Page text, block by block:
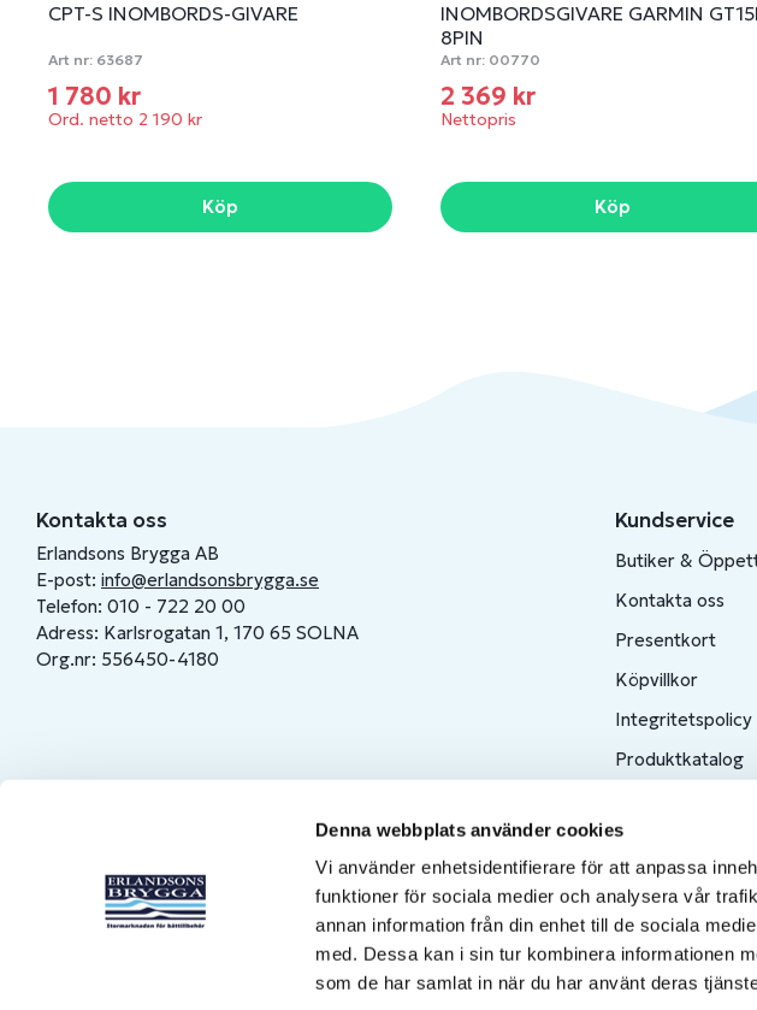
Denna webbplats använder cookies
Vi använder enhetsidentifierare för att anpassa
funktioner för sociala medier och analysera vår
annan information från din enhet till de sociala
med. Dessa kan i sin tur kombinera informationen
som de har samlat in när du har använt deras
CPT-S INOMBORDS-GIVARE
Art nr: 63687
1 780 kr
Ord. netto 2 190 kr
Köp
INOMBORDSGIVARE GARMIN
8PIN
Art nr: 00770
2 369 kr
Nettopris
Köp
Kontakta oss
Erlandsons Brygga AB
E-post: info@erlandsonsbrygga.se
Telefon: 010 - 722 20 00
Adress: Karlsrogatan 1, 170 65 SOLNA
Org.nr: 556450-4180
Kundservice
Butiker &
Kontakta oss
Presentkort
Köpvillkor
Integritetspolicy
Produktkatalog